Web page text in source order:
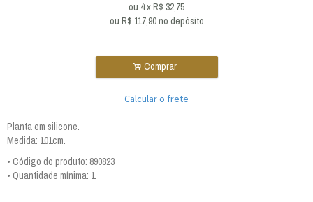
ou 4xR$ 32,75
ou R$ 117,90no depósito
. Comprar
Calcular o frete
Planta em silicone.
Medida: 101cm.
• Código do produto: 890823
• Quantidade mínima: 1